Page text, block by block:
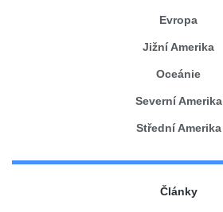
Evropa
Jižní Amerika
Oceánie
Severní Amerika
Střední Amerika
Články